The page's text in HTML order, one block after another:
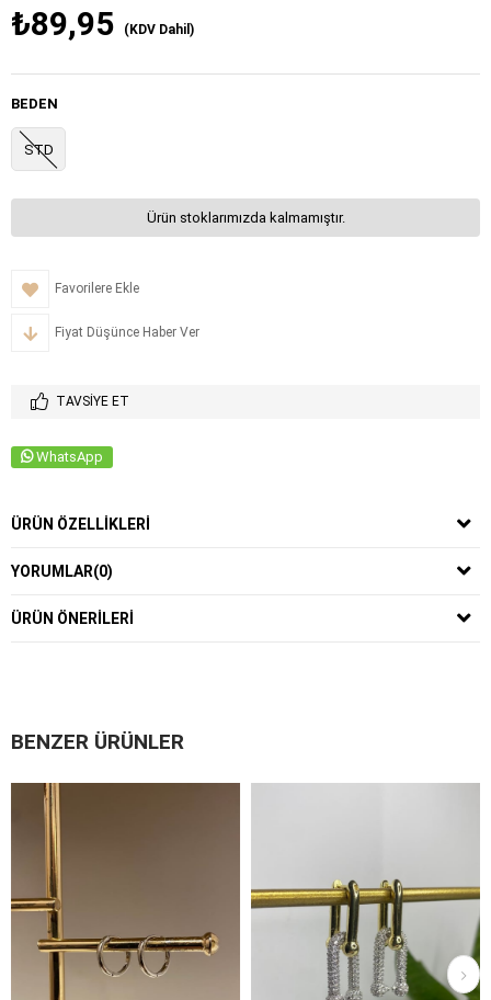
₺89,95 (KDV Dahil)
BEDEN
STD
Ürün stoklarımızda kalmamıştır.
Favorilere Ekle
Fiyat Düşünce Haber Ver
TAVSIYE ET
WhatsApp
ÜRÜN ÖZELLIKLERI
YORUMLAR(0)
ÜRÜN ÖNERILERI
BENZER ÜRÜNLER